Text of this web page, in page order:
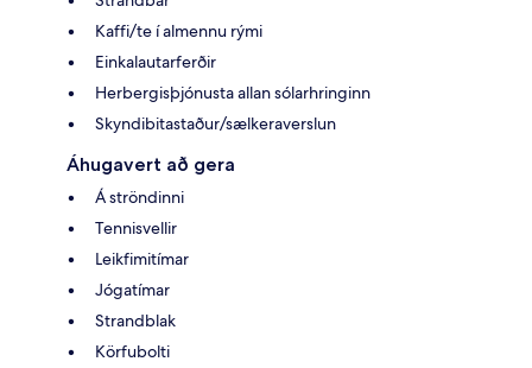
Kaffi/te í almennu rými
Einkalautarferðir
Herbergisþjónusta allan sólarhringinn
Skyndibitastaður/sælkeraverslun
Áhugavert að gera
Á ströndinni
Tennisvellir
Leikfimitímar
Jógatímar
Strandblak
Körfubolti